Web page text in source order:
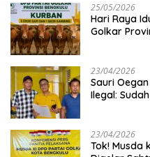
25/05/2026
Hari Raya
Golkar
23/04/2026
Sauri
Ilegal:
23/04/2026
‎Tok! Musda